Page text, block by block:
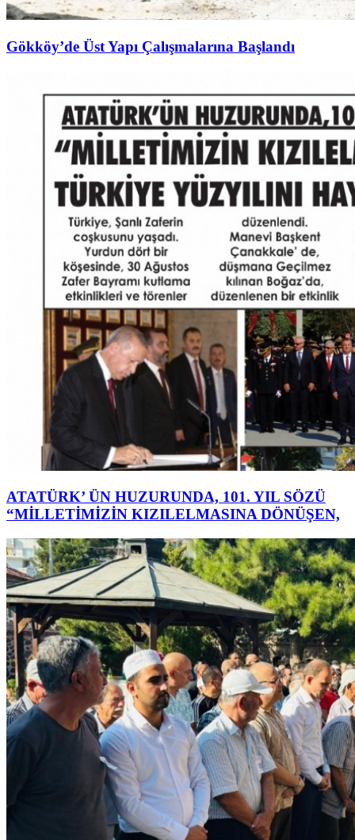
Gökköy’de Üst Yapı Çalışmalarına Başlandı
ATATÜRK’ ÜN HUZURUNDA, 101. YIL SÖZÜ
“MİLLETİMİZİN KIZILELMASINA DÖNÜŞEN,